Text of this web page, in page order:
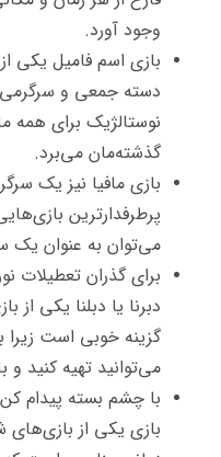
وجود آورد.
بازی اسم فامیل یکی
دسته جمعی و
نوستالژیک برای همه
گذشته‌مان می‌برد.
بازی مافیا نیز یک
پرطرفدارترین
می‌توان به عنوان یک
برای گذران تعطیلات
دبرنا یا دبلنا یکی
گزینه خوبی است زیرا
می‌توانید تهیه کنید
با چشم بسته پیدام
بازی یکی از